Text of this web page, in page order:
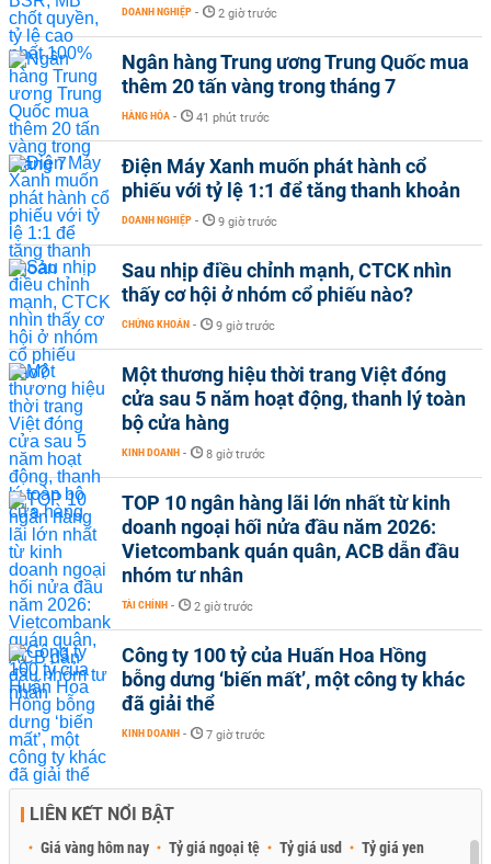
DOANH NGHIỆP - 2 giờ trước
Ngân hàng Trung ương Trung Quốc mua
thêm 20 tấn vàng trong tháng 7
HÀNG HÓA - 41 phút trước
Điện Máy Xanh muốn phát hành cổ
phiếu với tỷ lệ 1:1 để tăng thanh khoản
DOANH NGHIỆP - 9 giờ trước
Sau nhịp điều chỉnh mạnh, CTCK nhìn
thấy cơ hội ở nhóm cổ phiếu nào?
CHỨNG KHOÁN - 9 giờ trước
Một thương hiệu thời trang Việt đóng
cửa sau 5 năm hoạt động, thanh lý toàn
bộ cửa hàng
KINH DOANH - 8 giờ trước
TOP 10 ngân hàng lãi lớn nhất từ kinh
doanh ngoại hối nửa đầu năm 2026:
Vietcombank quán quân, ACB dẫn đầu
nhóm tư nhân
TÀI CHÍNH - 2 giờ trước
Công ty 100 tỷ của Huấn Hoa Hồng
bỗng dưng ‘biến mất’, một công ty khác
đã giải thể
KINH DOANH - 7 giờ trước
LIÊN KẾT NỔI BẬT
Giá vàng hôm nay Tỷ giá ngoại tệ Tỷ giá usd Tỷ giá yen